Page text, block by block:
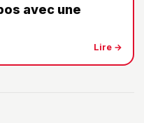
avec une
Lire →